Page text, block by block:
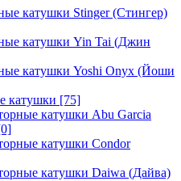
катушки Stinger (Стингер)
катушки Yin Tai (Джин
катушки Yoshi Onyx (Йоши
катушки [75]
катушки Abu Garcia
катушки Condor
катушки Daiwa (Дайва)